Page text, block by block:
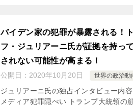
バイデン家の犯罪が暴露される！
フ・ジュリアーニ氏が証拠を持っ
されない可能性が高まる！
公開日： 2020年10月20日 世界の政治動
ジュリアーニ氏の独占インタビュー内
メディア犯罪隠ぺい トランプ大統領の